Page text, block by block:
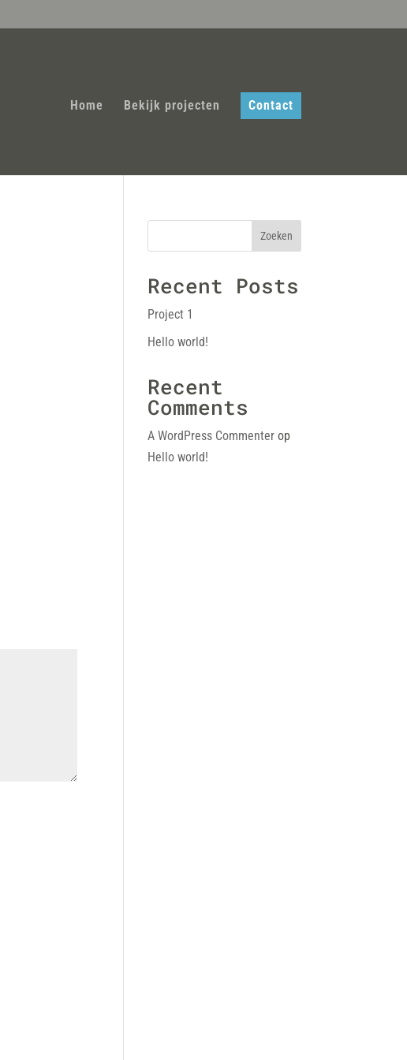
Home Bekijk projecten Contact
Zoeken
Recent Posts
Project 1
Hello world!
Recent
Comments
A WordPress Commenter op
Hello world!